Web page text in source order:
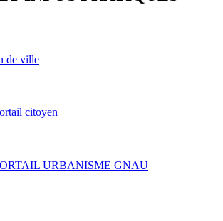
de ville
citoyen
URBANISME GNAU